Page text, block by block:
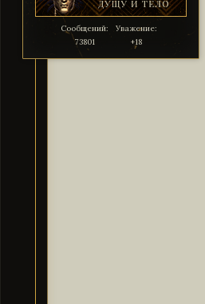
Сообщений:
73801
Уважение:
+18